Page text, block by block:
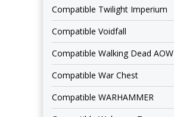
Compatible Twilight Imperium
Compatible Voidfall
Compatible Walking Dead AOW
Compatible War Chest
Compatible WARHAMMER